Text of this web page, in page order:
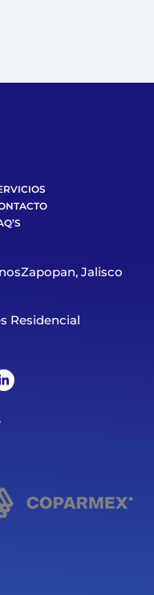
Jalisco
Residencial